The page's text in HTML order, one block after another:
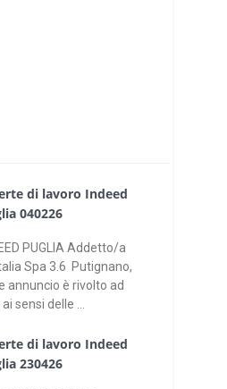
di lavoro Indeed
040226
PUGLIA Addetto/a
Spa 3.6 Putignano,
annuncio è rivolto ad
sensi delle ...
di lavoro Indeed
230426